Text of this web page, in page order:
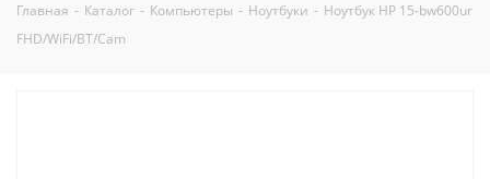
Главная - Каталог - Компьютеры - Ноутбуки - Ноутбук HP 15-bw600ur
FHD/WiFi/BT/Cam